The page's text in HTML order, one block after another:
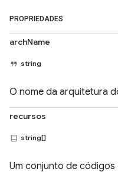
PROPRIEDADES
archName
string
O nome da arquitetura
recursos
string[]
Um conjunto de